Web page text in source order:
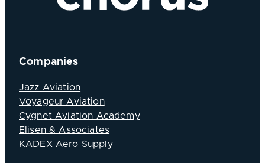
Companies
Jazz Aviation
Voyageur Aviation
Cygnet Aviation Academy
Elisen & Associates
KADEX Aero Supply